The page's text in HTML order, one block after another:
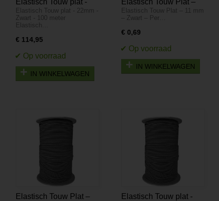
Elastisch Touw plat -
22mm - Zwart - 100
meter
Elastisch Touw plat - 22mm -
Zwart - 100 meter
Elastisch…
€ 114,95
IN WINKELWAGEN
Elastisch Touw Plat –
11 mm – Zwart – Per
Meter
Elastisch Touw Plat – 11 mm
– Zwart – Per…
€ 0,69
IN WINKELWAGEN
Elastisch Touw Plat –
Elastisch Touw plat -